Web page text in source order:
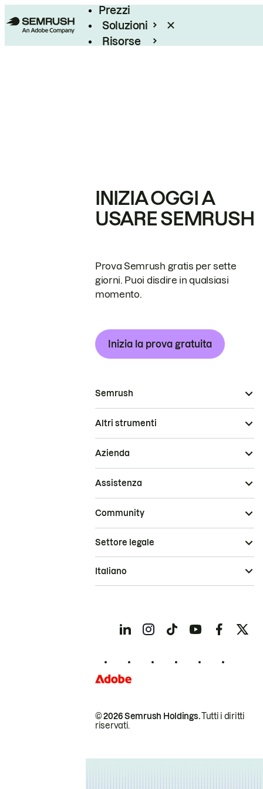
Prezzi
Soluzioni
Risorse
INIZIA OGGI A
USARE SEMRUSH
Prova Semrush gratis per sette
giorni. Puoi disdire in qualsiasi
momento.
Inizia la prova gratuita
Semrush
Altri strumenti
Azienda
Assistenza
Community
© 2026 Semrush Holdings.Tutti i diritti
riservati.
Settore legale
Italiano